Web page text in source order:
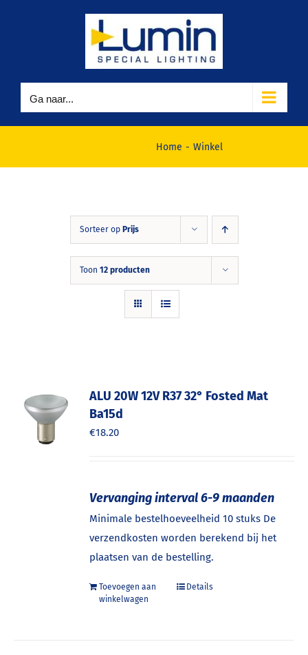
Ga naar...
Home Winkel
Sorteer op Prijs
Toon 12 producten
ALU 20W 12V R37 32° Fosted Mat
Ba15d
€18.20
Vervanging interval 6-9 maanden
Minimale bestelhoeveelheid 10 stuks De
verzendkosten worden berekend bij het
plaatsen van de bestelling.
Toevoegen aan
winkelwagen
Details